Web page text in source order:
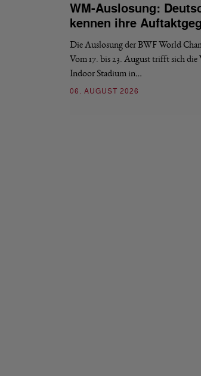
WM-Auslosung:
kennen ihre
Die Auslosung der BWF World
Vom 17. bis 23. August trifft sich
Indoor Stadium in…
06. AUGUST 2026